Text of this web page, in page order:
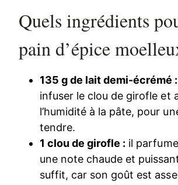
Quels ingrédients
pain d’épice
135 g de lait demi-écrémé :
infuser le clou de girofle et
l’humidité à la pâte, pour
tendre.
1 clou de girofle : il
une note chaude et
suffit, car son goût est